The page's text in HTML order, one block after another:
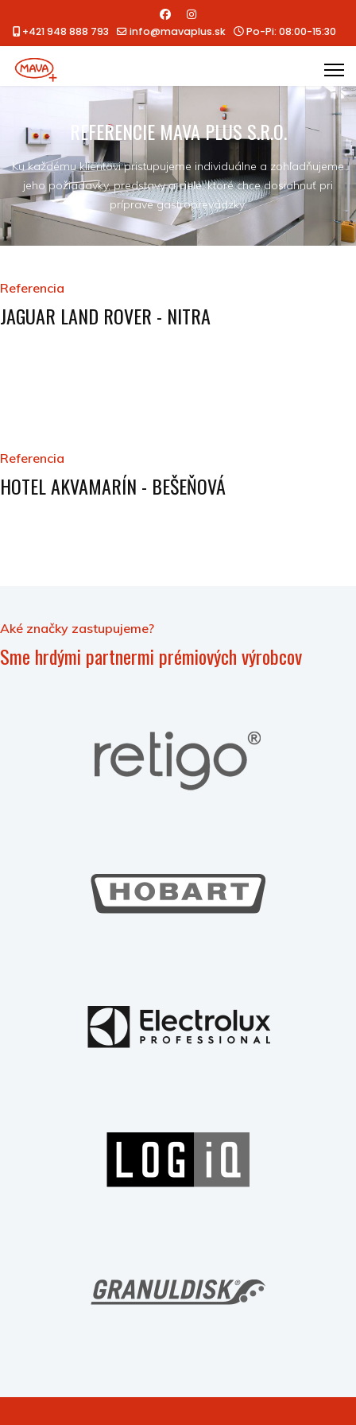
+421 948 888 793 info@mavaplus.sk Po-Pi: 08:00-15:30
REFERENCIE MAVA PLUS S.R.O.
Ku každému klientovi pristupujeme individuálne a zohľadňujeme
jeho požiadavky, predstavy a ciele, ktoré chce dosiahnuť pri
príprave gastroprevádzky.
Referencia
JAGUAR LAND ROVER - NITRA
Referencia
HOTEL AKVAMARÍN - BEŠEŇOVÁ
Aké značky zastupujeme?
Sme hrdými partnermi prémiových výrobcov